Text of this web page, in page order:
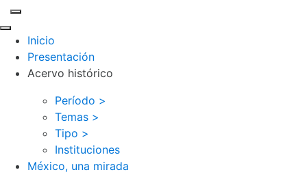
Inicio
Presentación
Acervo histórico
Período >
Temas >
Tipo >
Instituciones
México, una mirada